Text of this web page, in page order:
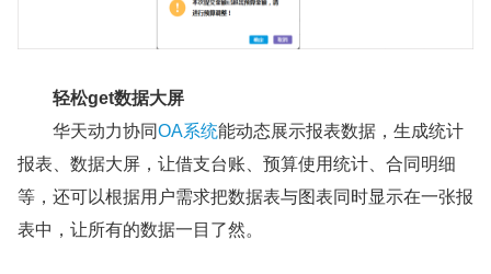
轻松get数据大屏
华天动力协同OA系统能动态展示报表数据，生成统计
报表、数据大屏，让借支台账、预算使用统计、合同明细
等，还可以根据用户需求把数据表与图表同时显示在一张报
表中，让所有的数据一目了然。